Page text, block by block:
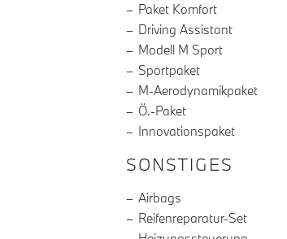
Paket Komfort
Driving Assistant
Modell M Sport
Sportpaket
M-Aerodynamikpaket
Ö.-Paket
Innovationspaket
SONSTIGES
Airbags
Reifenreparatur-Set